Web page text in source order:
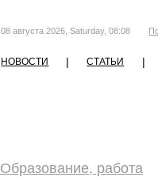
08 августа 2026, Saturday, 08:08
НОВОСТИ | СТАТЬИ |
Образование, работа